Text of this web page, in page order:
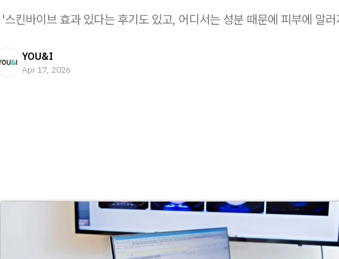
'스킨바이브 효과 있다는 후기도 있고, 어디서는 성분 때문에 피부에 알
YOU&I
Apr 17, 2026